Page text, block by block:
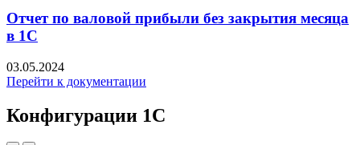
Отчет по валовой прибыли без закрытия месяца
в 1С
03.05.2024
Перейти к документации
Конфигурации 1С